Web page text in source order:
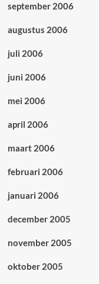
september 2006
augustus 2006
juli 2006
juni 2006
mei 2006
april 2006
maart 2006
februari 2006
januari 2006
december 2005
november 2005
oktober 2005